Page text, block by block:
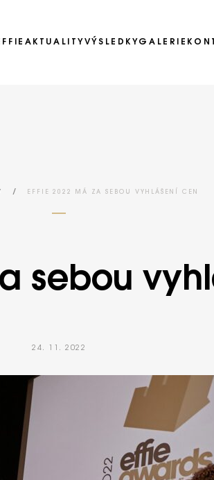
AKTUALITY VÝSLEDKY
Ročník 2021
Ročník 2018
GALERIE
/ EFFIE 2022 MÁ ZA SEBOU VYHLÁŠENÍ CEN
sebou
24. 11. 2022